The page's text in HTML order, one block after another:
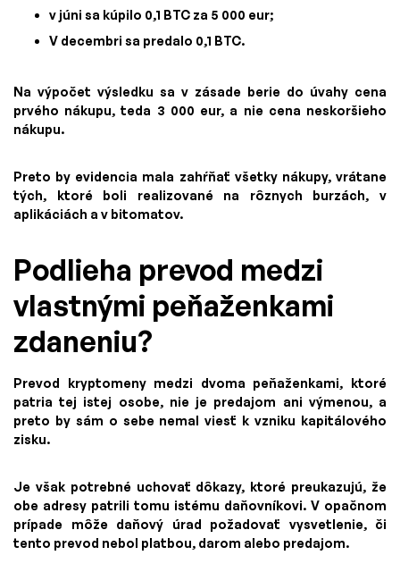
v júni sa kúpilo 0,1 BTC za 5 000 eur;
V decembri sa predalo 0,1 BTC.
Na výpočet výsledku sa v zásade berie do úvahy cena
prvého nákupu, teda 3 000 eur, a nie cena neskoršieho
nákupu.
Preto by evidencia mala zahŕňať všetky nákupy, vrátane
tých, ktoré boli realizované na rôznych burzách, v
aplikáciách a v bitomatov.
Podlieha prevod medzi
vlastnými peňaženkami
zdaneniu?
Prevod kryptomeny medzi dvoma peňaženkami, ktoré
patria tej istej osobe, nie je predajom ani výmenou, a
preto by sám o sebe nemal viesť k vzniku kapitálového
zisku.
Je však potrebné uchovať dôkazy, ktoré preukazujú, že
obe adresy patrili tomu istému daňovníkovi. V opačnom
prípade môže daňový úrad požadovať vysvetlenie, či
tento prevod nebol platbou, darom alebo predajom.